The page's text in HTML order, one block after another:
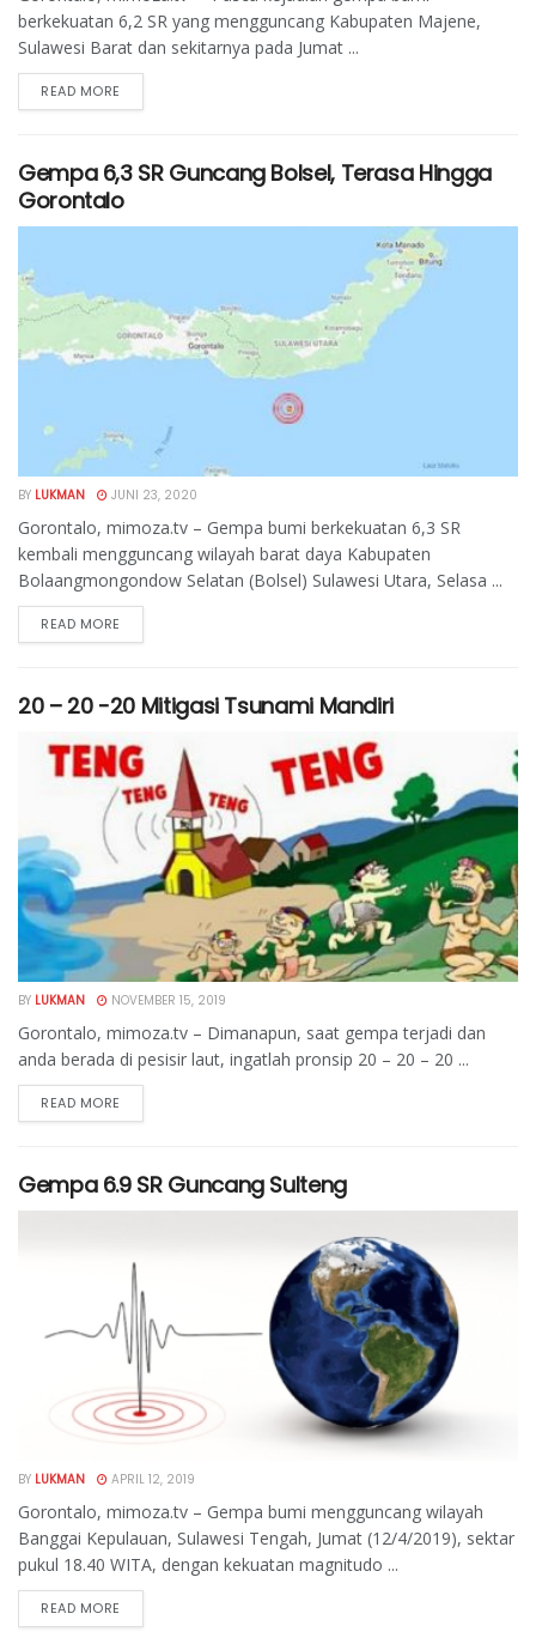
berkekuatan 6,2 SR yang mengguncang Kabupaten Majene,
Sulawesi Barat dan sekitarnya pada Jumat ...
READ MORE
Gempa 6,3 SR Guncang Bolsel, Terasa Hingga
Gorontalo
BY LUKMAN JUNI 23, 2020
Gorontalo, mimoza.tv – Gempa bumi berkekuatan 6,3 SR
kembali mengguncang wilayah barat daya Kabupaten
Bolaangmongondow Selatan (Bolsel) Sulawesi Utara, Selasa ...
READ MORE
20 – 20 -20 Mitigasi Tsunami Mandiri
BY LUKMAN NOVEMBER 15, 2019
Gorontalo, mimoza.tv – Dimanapun, saat gempa terjadi dan
anda berada di pesisir laut, ingatlah pronsip 20 – 20 – 20 ...
READ MORE
Gempa 6.9 SR Guncang Sulteng
BY LUKMAN APRIL 12, 2019
Gorontalo, mimoza.tv – Gempa bumi mengguncang wilayah
Banggai Kepulauan, Sulawesi Tengah, Jumat (12/4/2019), sektar
pukul 18.40 WITA, dengan kekuatan magnitudo ...
READ MORE